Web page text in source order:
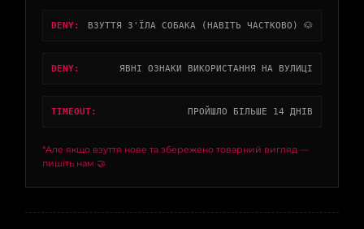
DENY: ВЗУТТЯ З'ЇЛА СОБАКА (НАВІТЬ ЧАСТКОВО) 🐶
DENY: ЯВНІ ОЗНАКИ ВИКОРИСТАННЯ НА ВУЛИЦІ
TIMEOUT: ПРОЙШЛО БІЛЬШЕ 14 ДНІВ
*Але якщо взуття нове та збережено товарний вигляд —
пишіть нам 🤝